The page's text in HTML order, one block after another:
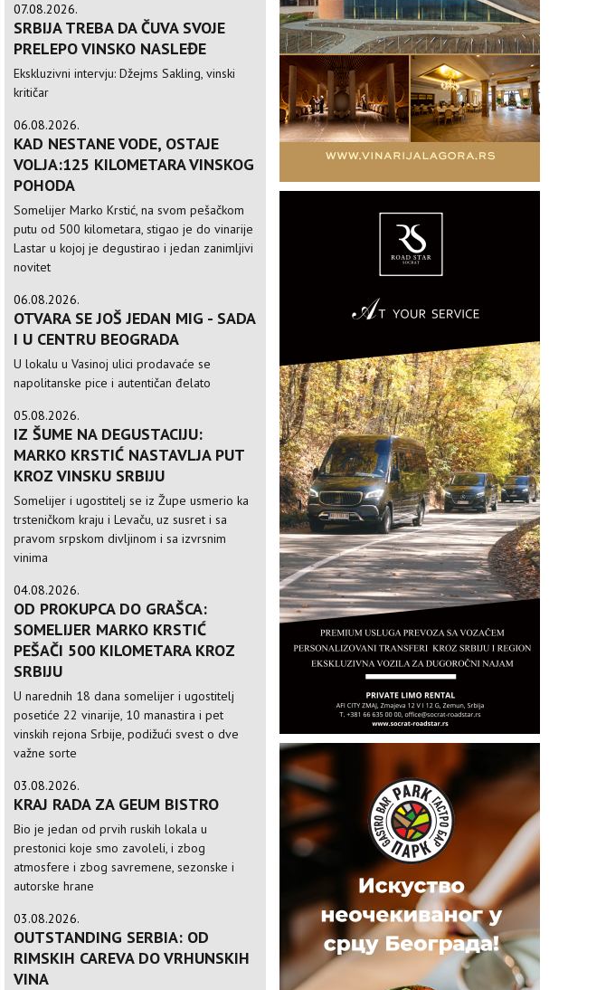
07.08.2026.
SRBIJA TREBA DA ČUVA SVOJE
PRELEPO VINSKO NASLEĐE
Ekskluzivni intervju: Džejms Sakling, vinski
kritičar
06.08.2026.
KAD NESTANE VODE, OSTAJE
VOLJA:125 KILOMETARA VINSKOG
POHODA
Somelijer Marko Krstić, na svom pešačkom
putu od 500 kilometara, stigao je do vinarije
Lastar u kojoj je degustirao i jedan zanimljivi
novitet
06.08.2026.
OTVARA SE JOŠ JEDAN MIG - SADA
I U CENTRU BEOGRADA
U lokalu u Vasinoj ulici prodavaće se
napolitanske pice i autentičan đelato
05.08.2026.
IZ ŠUME NA DEGUSTACIJU:
MARKO KRSTIĆ NASTAVLJA PUT
KROZ VINSKU SRBIJU
Somelijer i ugostitelj se iz Župe usmerio ka
trsteničkom kraju i Levaču, uz susret i sa
pravom srpskom divljinom i sa izvrsnim
vinima
04.08.2026.
OD PROKUPCA DO GRAŠCA:
SOMELIJER MARKO KRSTIĆ
PEŠAČI 500 KILOMETARA KROZ
SRBIJU
U narednih 18 dana somelijer i ugostitelj
posetiće 22 vinarije, 10 manastira i pet
vinskih rejona Srbije, podižući svest o dve
važne sorte
03.08.2026.
KRAJ RADA ZA GEUM BISTRO
Bio je jedan od prvih ruskih lokala u
prestonici koje smo zavoleli, i zbog
atmosfere i zbog savremene, sezonske i
autorske hrane
03.08.2026.
OUTSTANDING SERBIA: OD
RIMSKIH CAREVA DO VRHUNSKIH
VINA